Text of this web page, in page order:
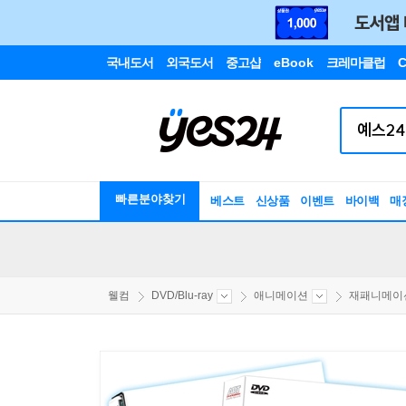
국내도서 외국도서 중고샵 eBook 크레마클럽
빠른분야찾기 베스트 신상품 이벤트 바이백 매
웰컴 DVD/Blu-ray 애니메이션 재패니메이